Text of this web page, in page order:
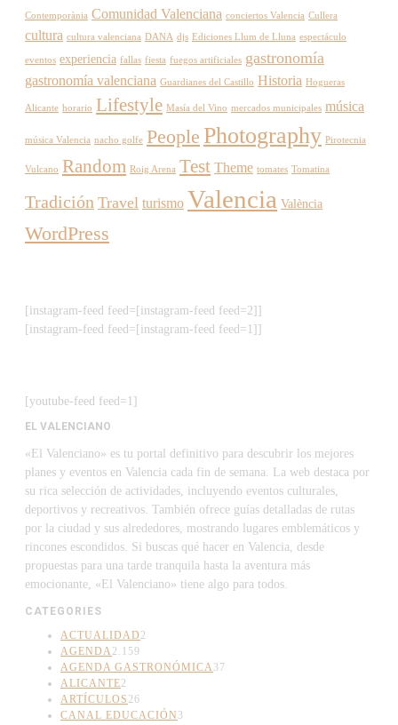
Contemporània Comunidad Valenciana conciertos Valencia Cullera
cultura cultura valenciana DANA djs Ediciones Llum de Lluna espectáculo
eventos experiencia fallas fiesta fuegos artificiales gastronomía
gastronomía valenciana Guardianes del Castillo Historia Hogueras
Alicante horario Lifestyle Masía del Vino mercados municipales música
música Valencia nacho golfe People Photography Pirotecnia
Vulcano Random Roig Arena Test Theme tomates Tomatina
Tradición Travel turismo Valencia València
WordPress
[instagram-feed feed=[instagram-feed feed=2]]
[instagram-feed feed=[instagram-feed feed=1]]
[youtube-feed feed=1]
EL VALENCIANO
«El Valenciano» es tu portal definitivo para descubrir los mejores
planes y eventos en Valencia cada fin de semana. La web destaca por
su rica selección de actividades, incluyendo eventos culturales,
deportivos y recreativos. También ofrece guías detalladas de rutas
por la ciudad y sus alrededores, mostrando lugares emblemáticos y
rincones escondidos. Si buscas qué hacer en Valencia, desde
propuestas para una tarde tranquila hasta la aventura más
emocionante, «El Valenciano» tiene algo para todos.
CATEGORIES
ACTUALIDAD 2
AGENDA2.159
AGENDA GASTRONÓMICA37
ALICANTE2
ARTÍCULOS 26
CANAL EDUCACIÓN 3